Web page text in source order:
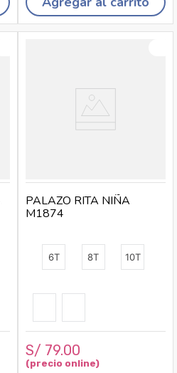
6T 8T 10T
PALAZO RITA NIÑA
M1874
S/ 79.00